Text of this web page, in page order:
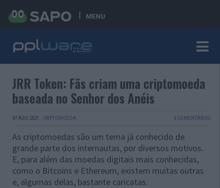
MENU
JRR Token: Fãs criam uma criptomoeda
baseada no Senhor dos Anéis
07 AGO 2021 · CRIPTOMOEDA 6 COMENTÁRIOS
As criptomoedas são um tema já conhecido de
grande parte dos internautas, por diversos motivos.
E, para além das moedas digitais mais conhecidas,
como o Bitcoins e Ethereum, existem muitas outras
e, algumas delas, bastante caricatas.